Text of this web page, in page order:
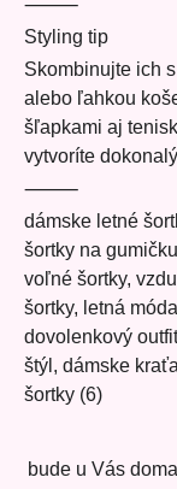
⸻
Styling tip
Skombinujte ich
alebo ľahkou
šľapkami aj
vytvoríte
⸻
dámske letné
šortky na
voľné šortky,
šortky, letná
dovolenkový
štýl, dámske
šortky (6)
bude u Vás